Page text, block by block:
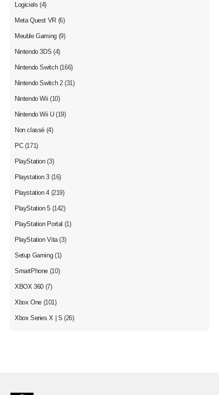
Logiciels (4)
Meta Quest VR (6)
Meuble Gaming (9)
Nintendo 3DS (4)
Nintendo Switch (166)
Nintendo Switch 2 (31)
Nintendo Wii (10)
Nintendo Wii U (19)
Non classé (4)
PC (171)
PlayStation (3)
Playstation 3 (16)
Playstation 4 (219)
PlayStation 5 (142)
PlayStation Portal (1)
PlayStation Vita (3)
Setup Gaming (1)
SmartPhone (10)
XBOX 360 (7)
Xbox One (101)
Xbox Series X | S (26)